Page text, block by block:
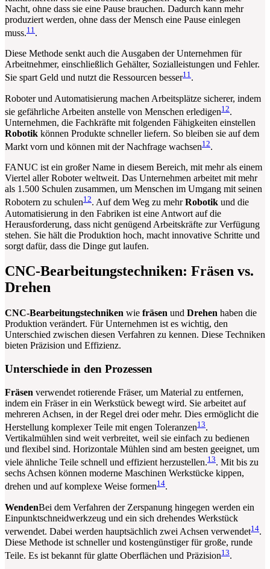
Nacht, ohne dass sie eine Pause brauchen. Dadurch kann mehr
produziert werden, ohne dass der Mensch eine Pause einlegen
muss.11 .
Diese Methode senkt auch die Ausgaben der Unternehmen für
Arbeitnehmer, einschließlich Gehälter, Sozialleistungen und Fehler.
Sie spart Geld und nutzt die Ressourcen besser11.
Roboter und Automatisierung machen Arbeitsplätze sicherer, indem
sie gefährliche Arbeiten anstelle von Menschen erledigen12.
Unternehmen, die Fachkräfte mit folgenden Fähigkeiten einstellen
Robotik können Produkte schneller liefern. So bleiben sie auf dem
Markt vorn und können mit der Nachfrage wachsen12.
FANUC ist ein großer Name in diesem Bereich, mit mehr als einem
Viertel aller Roboter weltweit. Das Unternehmen arbeitet mit mehr
als 1.500 Schulen zusammen, um Menschen im Umgang mit seinen
Robotern zu schulen12. Auf dem Weg zu mehrRobotik und die
Automatisierung in den Fabriken ist eine Antwort auf die
Herausforderung, dass nicht genügend Arbeitskräfte zur Verfügung
stehen. Sie hält die Produktion hoch, macht innovative Schritte und
sorgt dafür, dass die Dinge gut laufen.
CNC-Bearbeitungstechniken: Fräsen vs.
Drehen
CNC-Bearbeitungstechniken wie fräsen und Drehen haben die
Produktion verändert. Für Unternehmen ist es wichtig, den
Unterschied zwischen diesen Verfahren zu kennen. Diese Techniken
bieten Präzision und Effizienz.
Unterschiede in den Prozessen
Fräsen verwendet rotierende Fräser, um Material zu entfernen,
indem ein Fräser in ein Werkstück bewegt wird. Sie arbeitet auf
mehreren Achsen, in der Regel drei oder mehr. Dies ermöglicht die
Herstellung komplexer Teile mit engen Toleranzen13.
Vertikalmühlen sind weit verbreitet, weil sie einfach zu bedienen
und flexibel sind. Horizontale Mühlen sind am besten geeignet, um
viele ähnliche Teile schnell und effizient herzustellen.13. Mit bis zu
sechs Achsen können moderne Maschinen Werkstücke kippen,
drehen und auf komplexe Weise formen14.
WendenBei dem Verfahren der Zerspanung hingegen werden ein
Einpunktschneidwerkzeug und ein sich drehendes Werkstück
verwendet. Dabei werden hauptsächlich zwei Achsen verwendet14.
Diese Methode ist schneller und kostengünstiger für große, runde
Teile. Es ist bekannt für glatte Oberflächen und Präzision13.